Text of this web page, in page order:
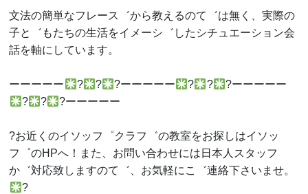
文法の簡単なフレース゛から教えるのて゛は無く、実際の
子と゛もたちの生活をイメーシ゛したシチュエーション会
話を軸にしています。
ーーーーー ? ? ?ーーーーー ? ?
?ーーーーー
?
? ?ーーーーー
?お近くのイソッフ゜クラフ゛の教室をお探しはイソッ
フ゜のHPへ！また、お問い合わせには日本人スタッフ
か゛対応致しますのて゛、お気軽にこ゛連絡下さいませ。
?